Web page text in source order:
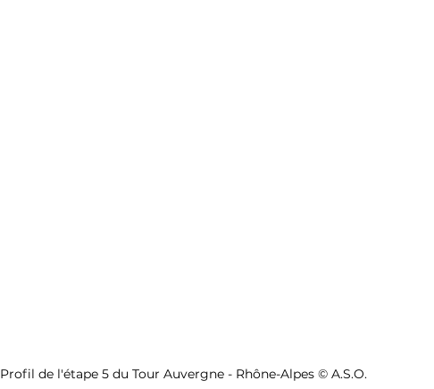
Profil de l'étape 5 du Tour Auvergne - Rhône-Alpes © A.S.O.